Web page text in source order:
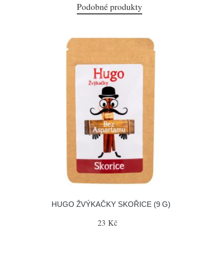
Podobné produkty
HUGO ŽVÝKAČKY SKOŘICE (9 G)
23 Kč